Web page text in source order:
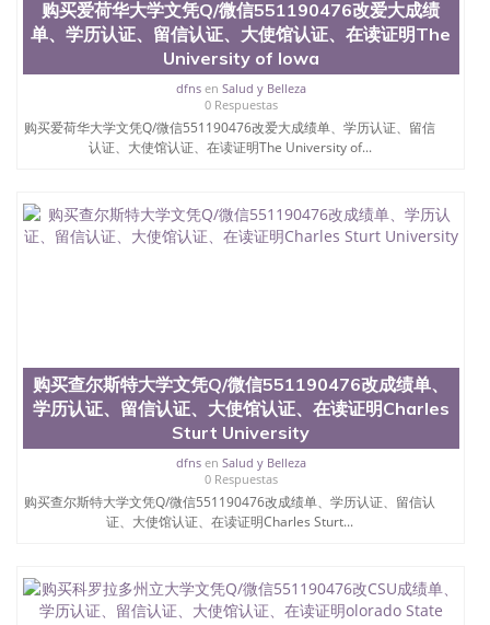
购买爱荷华大学文凭Q/微信551190476改爱大成绩
单、学历认证、留信认证、大使馆认证、在读证明The
University of Iowa
dfnsen Salud y Belleza
0 Respuestas
购买爱荷华大学文凭Q/微信551190476改爱大成绩单、学历认证、留信
认证、大使馆认证、在读证明The University of...
购买查尔斯特大学文凭Q/微信551190476改成绩单、
学历认证、留信认证、大使馆认证、在读证明Charles
Sturt University
dfnsen Salud y Belleza
0 Respuestas
购买查尔斯特大学文凭Q/微信551190476改成绩单、学历认证、留信认
证、大使馆认证、在读证明Charles Sturt...